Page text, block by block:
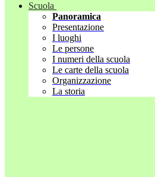
Scuola
Panoramica
Presentazione
I luoghi
Le persone
I numeri della scuola
Le carte della scuola
Organizzazione
La storia